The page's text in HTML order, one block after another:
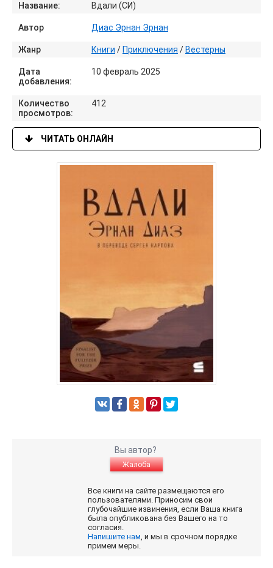
Название: Вдали (СИ)
Автор Диас Эрнан Эрнан
Жанр Книги / Приключения / Вестерны
Дата
добавления:
10 февраль 2025
Количество
просмотров:
412
ЧИТАТЬ ОНЛАЙН
Вы автор?
Жалоба
Все книги на сайте размещаются его
пользователями. Приносим свои
глубочайшие извинения, если Ваша книга
была опубликована без Вашего на то
согласия.
Напишите нам, и мы в срочном порядке
примем меры.